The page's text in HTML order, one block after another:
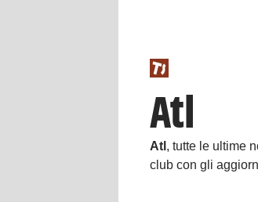
Atl
Atl , tutte le ultime
club con gli